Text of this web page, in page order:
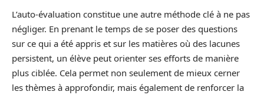
L’auto-évaluation constitue une autre méthode clé à ne pas
négliger. En prenant le temps de se poser des questions
sur ce qui a été appris et sur les matières où des lacunes
persistent, un élève peut orienter ses efforts de manière
plus ciblée. Cela permet non seulement de mieux cerner
les thèmes à approfondir, mais également de renforcer la